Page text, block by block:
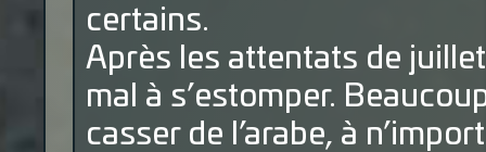
certains.
Après les attentats de
mal à s’estomper.
casser de l’arabe, à